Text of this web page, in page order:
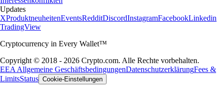
Updates
XProduktneuheitenEventsRedditDiscordInstagramFacebookLinkedin
TradingView
Cryptocurrency in Every Wallet™
Copyright © 2018 - 2026 Crypto.com. Alle Rechte vorbehalten.
EEA Allgemeine GeschäftsbedingungenDatenschutzerklärungFees &
LimitsStatus Cookie-Einstellungen